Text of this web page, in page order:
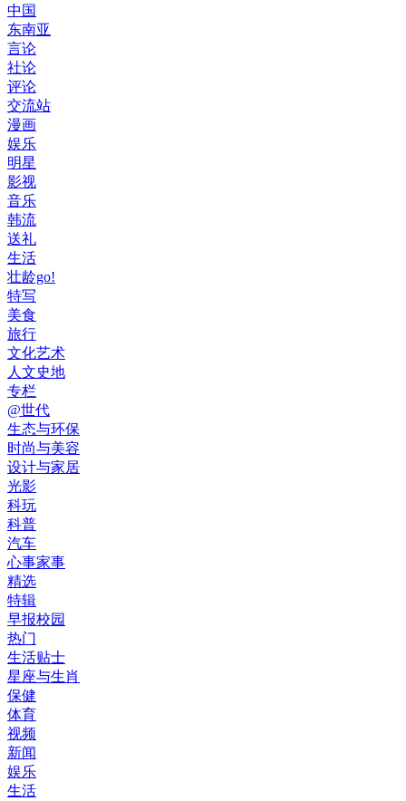
中国
东南亚
言论
社论
评论
交流站
漫画
娱乐
明星
影视
音乐
韩流
送礼
生活
壮龄go!
特写
美食
旅行
文化艺术
人文史地
专栏
@世代
生态与环保
时尚与美容
设计与家居
光影
科玩
科普
汽车
心事家事
精选
特辑
早报校园
热门
生活贴士
星座与生肖
保健
体育
视频
新闻
娱乐
生活